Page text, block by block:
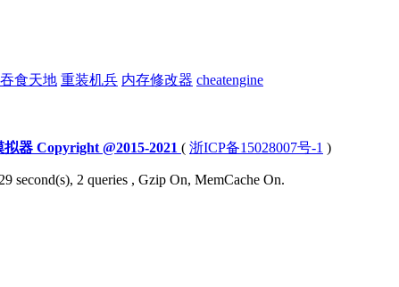
吞食天地 重装机兵 内存修改器 cheatengine
器 Copyright @2015-2021 ( 浙ICP备15028007号-1 )
second(s), 2 queries , Gzip On, MemCache On.